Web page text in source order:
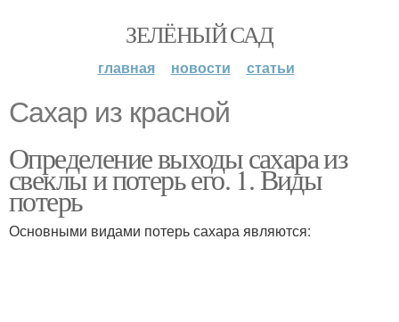
ЗЕЛЁНЫЙ САД
главная новости статьи
Сахар из красной
Определение выходы сахара из
свеклы и потерь его. 1. Виды
потерь
Основными видами потерь сахара являются: